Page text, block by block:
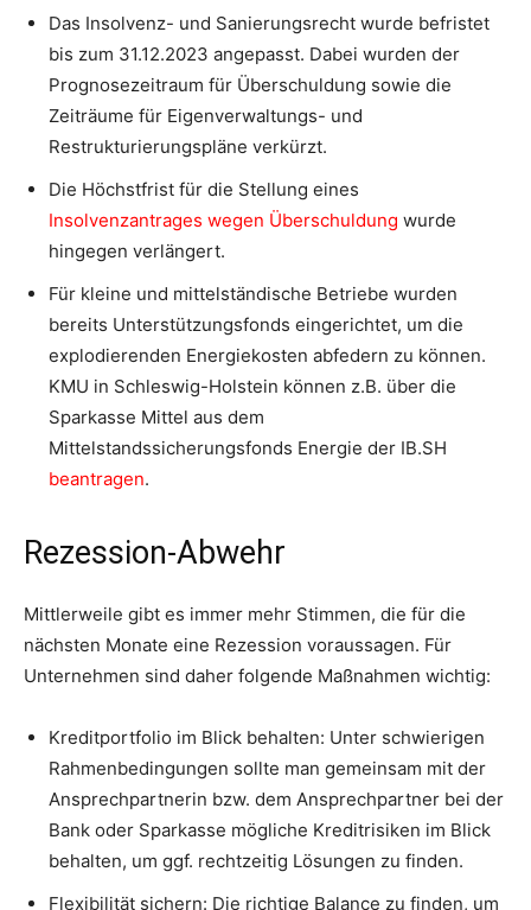
Das Insolvenz- und Sanierungsrecht wurde befristet
bis zum 31.12.2023 angepasst. Dabei wurden der
Prognosezeitraum für Überschuldung sowie die
Zeiträume für Eigenverwaltungs- und
Restrukturierungspläne verkürzt.
Die Höchstfrist für die Stellung eines
Insolvenzantrages wegen Überschuldung wurde
hingegen verlängert.
Für kleine und mittelständische Betriebe wurden
bereits Unterstützungsfonds eingerichtet, um die
explodierenden Energiekosten abfedern zu können.
KMU in Schleswig-Holstein können z.B. über die
Sparkasse Mittel aus dem
Mittelstandssicherungsfonds Energie der IB.SH
beantragen.
Rezession-Abwehr
Mittlerweile gibt es immer mehr Stimmen, die für die
nächsten Monate eine Rezession voraussagen. Für
Unternehmen sind daher folgende Maßnahmen wichtig:
Kreditportfolio im Blick behalten: Unter schwierigen
Rahmenbedingungen sollte man gemeinsam mit der
Ansprechpartnerin bzw. dem Ansprechpartner bei der
Bank oder Sparkasse mögliche Kreditrisiken im Blick
behalten, um ggf. rechtzeitig Lösungen zu finden.
Flexibilität sichern: Die richtige Balance zu finden, um